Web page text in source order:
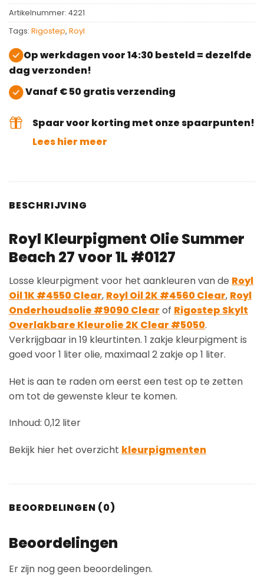
Artikelnummer: 4221
Tags: Rigostep, Royl
Op werkdagen voor 14:30 besteld = dezelfde
dag verzonden!
Vanaf € 50 gratis verzending
Spaar voor korting met onze spaarpunten!
Lees hier meer
BESCHRIJVING
Royl Kleurpigment Olie Summer
Beach 27 voor 1L #0127
Losse kleurpigment voor het aankleuren van de Royl
Oil 1K #4550 Clear, Royl Oil 2K #4560 Clear, Royl
Onderhoudsolie #9090 Clear of Rigostep Skylt
Overlakbare Kleurolie 2K Clear #5050.
Verkrijgbaar in 19 kleurtinten. 1 zakje kleurpigment is
goed voor 1 liter olie, maximaal 2 zakje op 1 liter.
Het is aan te raden om eerst een test op te zetten
om tot de gewenste kleur te komen.
Inhoud: 0,12 liter
Bekijk hier het overzicht kleurpigmenten
BEOORDELINGEN (0)
Beoordelingen
Er zijn nog geen beoordelingen.